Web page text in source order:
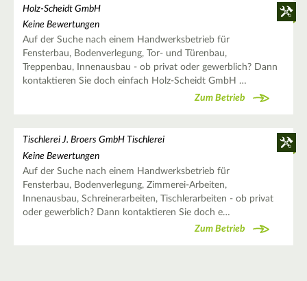
Holz-Scheidt GmbH
Keine Bewertungen
Auf der Suche nach einem Handwerksbetrieb für
Fensterbau, Bodenverlegung, Tor- und Türenbau,
Treppenbau, Innenausbau - ob privat oder gewerblich? Dann
kontaktieren Sie doch einfach Holz-Scheidt GmbH …
Zum Betrieb
Tischlerei J. Broers GmbH Tischlerei
Keine Bewertungen
Auf der Suche nach einem Handwerksbetrieb für
Fensterbau, Bodenverlegung, Zimmerei-Arbeiten,
Innenausbau, Schreinerarbeiten, Tischlerarbeiten - ob privat
oder gewerblich? Dann kontaktieren Sie doch e…
Zum Betrieb